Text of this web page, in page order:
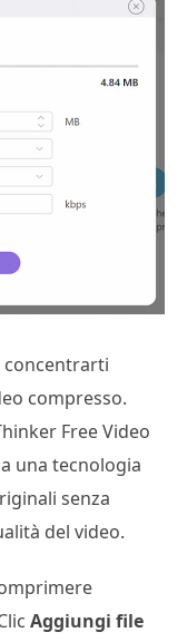
concentrarti
compresso.
Free Video
una tecnologia
senza
del video.
Aggiungi file